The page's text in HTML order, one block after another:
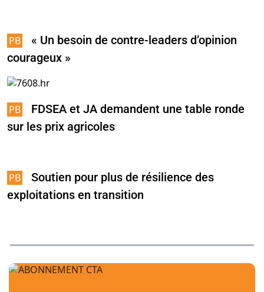
« Un besoin de contre-leaders d’opinion
courageux »
FDSEA et JA demandent une table ronde
sur les prix agricoles
Soutien pour plus de résilience des
exploitations en transition